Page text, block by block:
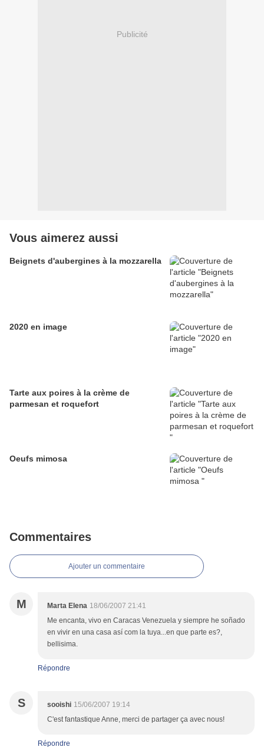
Publicité
Vous aimerez aussi
Beignets d'aubergines à la mozzarella
2020 en image
Tarte aux poires à la crème de
parmesan et roquefort
Oeufs mimosa
Commentaires
Ajouter un commentaire
M Marta Elena 18/06/2007 21:41
Me encanta, vivo en Caracas Venezuela y siempre he soñado
en vivir en una casa así com la tuya...en que parte es?,
bellisima.
Répondre
S sooishi 15/06/2007 19:14
C'est fantastique Anne, merci de partager ça avec nous!
Répondre